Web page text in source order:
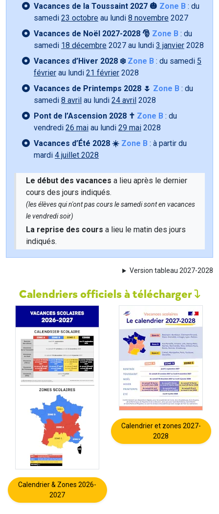
Vacances de la Toussaint 2027 🎃 Zone B : du
samedi 23 octobre au lundi 8 novembre 2027
Vacances de Noël 2027-2028 🎅 Zone B : du
samedi 18 décembre 2027 au lundi 3 janvier 2028
Vacances d’Hiver 2028 ❄️ Zone B : du samedi 5
février au lundi 21 février 2028
Vacances de Printemps 2028 🌷 Zone B : du
samedi 8 avril au lundi 24 avril 2028
Pont de l’Ascension 2028 ✝️ Zone B : du
vendredi 26 mai au lundi 29 mai 2028
Vacances d’Été 2028 ☀️ Zone B : à partir du
mardi 4 juillet 2028
Le début des vacances a lieu après le dernier
cours des jours indiqués.
(les élèves qui n'ont pas cours le samedi sont en vacances
le vendredi soir)
La reprise des cours a lieu le matin des jours
indiqués.
Version tableau 2027-2028
Calendriers officiels à télécharger
Calendrier & Zones 2026-
2027
Calendrier et zones 2027-
2028